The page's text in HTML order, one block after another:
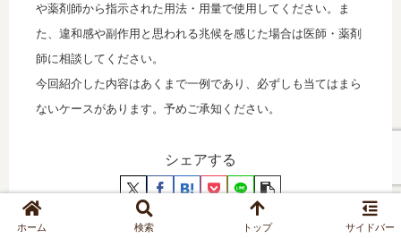
や薬剤師から指示された用法・用量で使用してください。ま
た、違和感や副作用と思われる兆候を感じた場合は医師・薬剤
師に相談してください。
今回紹介した内容はあくまで一例であり、必ずしも当てはまら
ないケースがあります。予めご承知ください。
シェアする
ホーム 検索 トップ サイドバー